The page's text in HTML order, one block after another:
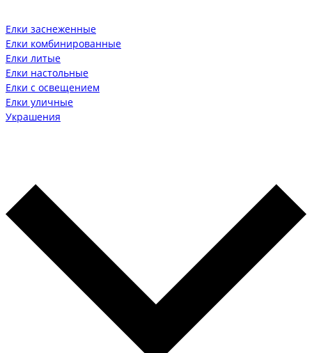
Елки заснеженные
Елки комбинированные
Елки литые
Елки настольные
Елки с освещением
Елки уличные
Украшения